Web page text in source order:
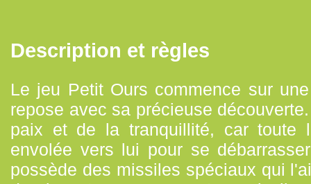
Description et règles
Le jeu Petit Ours commence sur
repose avec sa précieuse
paix et de la tranquillité, car toute
envolée vers lui pour se
possède des missiles spéciaux qui